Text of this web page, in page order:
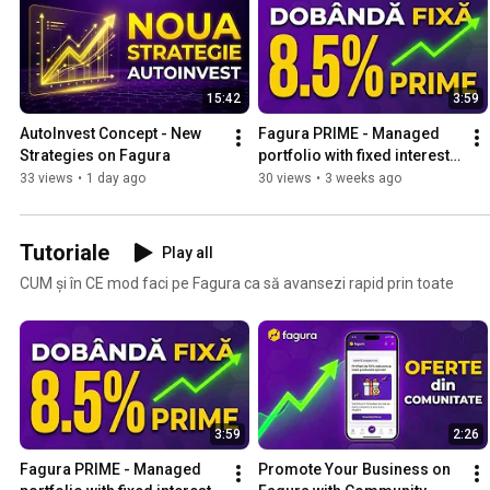
15:42
AutoInvest Concept - New
Strategies on Fagura
33 views • 1 day ago
3:59
Fagura PRIME - Managed
portfolio with fixed interest
& reserve fund
30 views • 3 weeks ago
Tutoriale
Play all
CUM și în CE mod faci pe Fagura ca să avansezi rapid prin toate
3:59
Fagura PRIME - Managed
2:26
Promote Your Business on